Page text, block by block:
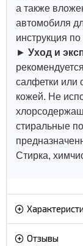
а также
автомобиля
инструкция
► Уход и
салфетки или
кожей. Не
стиральные
Стирка,
Отзывы